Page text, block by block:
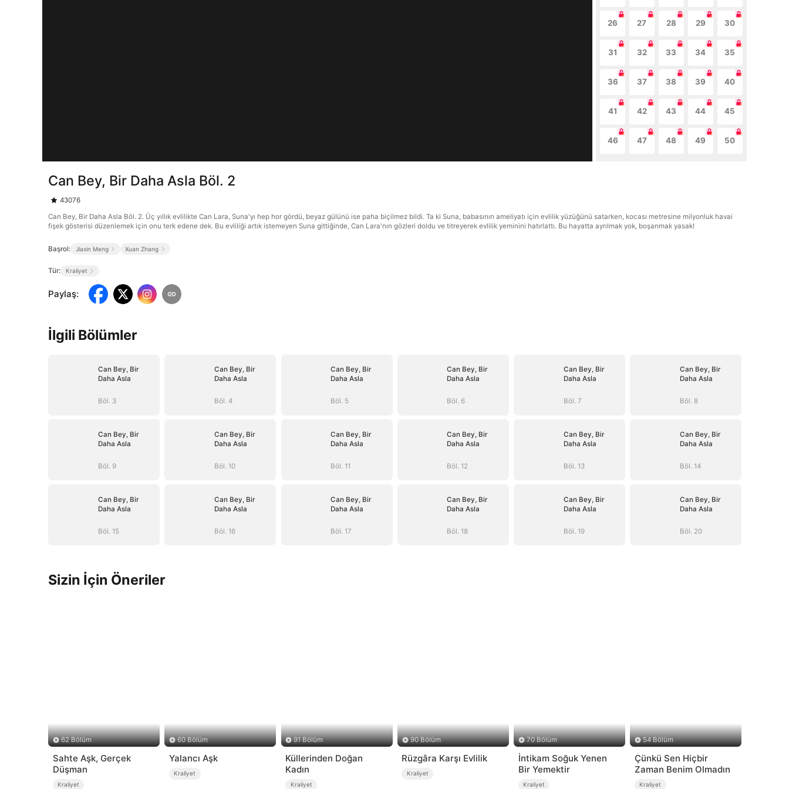
26 27 28 29 30
31 32 33 34 35
36 37 38 39 40
41 42 43 44 45
46 47 48 49 50
Can Bey, Bir Daha Asla Böl. 2
43076
Can Bey, Bir Daha Asla Böl. 2. Üç yıllık evlilikte Can Lara, Suna'yı hep hor gördü, beyaz gülünü ise paha biçilmez bildi. Ta ki Suna, babasının ameliyatı için evlilik yüzüğünü satarken, kocası metresine milyonluk havai
fişek gösterisi düzenlemek için onu terk edene dek. Bu evliliği artık istemeyen Suna gittiğinde, Can Lara'nın gözleri doldu ve titreyerek evlilik yeminini hatırlattı. Bu hayatta ayrılmak yok, boşanmak yasak!
Başrol: Jiaxin Meng Xuan Zhang
Tür: Kraliyet
Paylaş:
İlgili Bölümler
Can Bey, Bir
Daha Asla
Böl. 3
Can Bey, Bir
Daha Asla
Böl. 4
Can Bey, Bir
Daha Asla
Böl. 5
Can Bey, Bir
Daha Asla
Böl. 6
Can Bey, Bir
Daha Asla
Böl. 7
Can Bey, Bir
Daha Asla
Böl. 8
Can Bey, Bir
Daha Asla
Böl. 9
Can Bey, Bir
Daha Asla
Böl. 10
Can Bey, Bir
Daha Asla
Böl. 11
Can Bey, Bir
Daha Asla
Böl. 12
Can Bey, Bir
Daha Asla
Böl. 13
Can Bey, Bir
Daha Asla
Böl. 14
Can Bey, Bir
Daha Asla
Böl. 15
Can Bey, Bir
Daha Asla
Böl. 16
Can Bey, Bir
Daha Asla
Böl. 17
Can Bey, Bir
Daha Asla
Böl. 18
Can Bey, Bir
Daha Asla
Böl. 19
Can Bey, Bir
Daha Asla
Böl. 20
Sizin İçin Öneriler
62 Bölüm
Sahte Aşk, Gerçek
Düşman
Kraliyet
60 Bölüm
Yalancı Aşk
Kraliyet
91 Bölüm
Küllerinden Doğan
Kadın
Kraliyet
90 Bölüm
Rüzgâra Karşı Evlilik
Kraliyet
70 Bölüm
İntikam Soğuk Yenen
Bir Yemektir
Kraliyet
54 Bölüm
Çünkü Sen Hiçbir
Zaman Benim Olmadın
Kraliyet